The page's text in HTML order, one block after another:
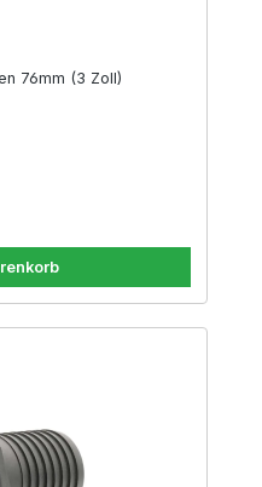
76mm (3 Zoll)